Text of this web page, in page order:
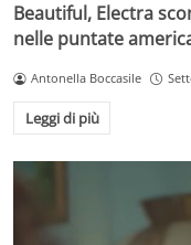
Beautiful, Electra
nelle puntate
Antonella Boccasile
Leggi di più